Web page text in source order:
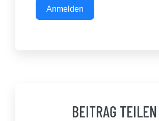
Anmelden
BEITRAG TEILEN